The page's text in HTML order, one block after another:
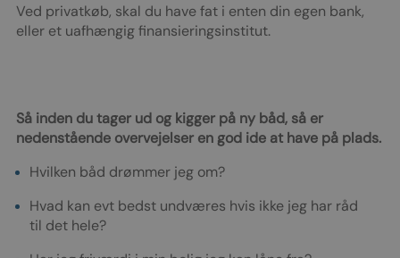
Ved privatkøb, skal du have fat i enten din egen bank,
eller et uafhængig finansieringsinstitut.
Så inden du tager ud og kigger på ny båd, så er
nedenstående overvejelser en god ide at have på plads.
Hvilken båd drømmer jeg om?
Hvad kan evt bedst undværes hvis ikke jeg har råd
til det hele?